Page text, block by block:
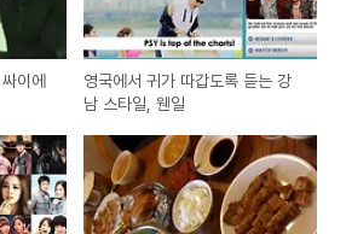
이에
영국에서 귀가 따갑도록 듣는 강
남 스타일, 웬일